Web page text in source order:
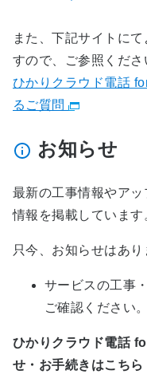
また、下記サイトに
すので、ご参照くださ
ひかりクラウド電話
るご質問
お知らせ
最新の工事情報やア
情報を掲載しています
只今、お知らせはあり
サービスの工事
ご確認ください。
ひかりクラウド電話
せ・お手続きはこちら